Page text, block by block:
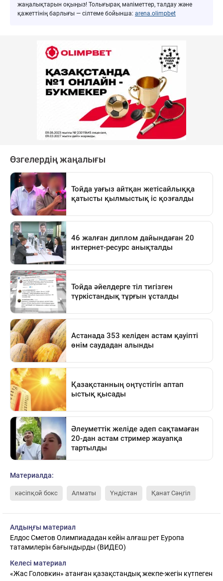
жаңалықтарын оқыңыз! Толығырақ мәліметтер, талдау және
қажеттінің барлығы — сілтеме бойынша: arena.olimpbet
Материалда:
кәсіпқой бокс Алматы Үндістан Қанат Сәңгіл
Алдыңғы материал
Елдос Сметов Олимпиададан кейін алғаш рет Еуропа
татамилерін бағындырды (ВИДЕО)
Келесі материал
«Жас Головкин» атанған қазақстандық жекпе-жегін күтпеген